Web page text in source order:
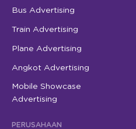
Bus Advertising
Train Advertising
Plane Advertising
Angkot Advertising
Mobile Showcase
Advertising
PERUSAHAAN